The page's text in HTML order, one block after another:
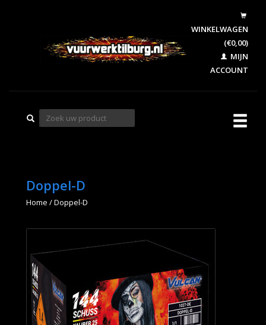
WINKELWAGEN
(€0,00)
MIJN
ACCOUNT
Doppel-D
Home /Doppel-D